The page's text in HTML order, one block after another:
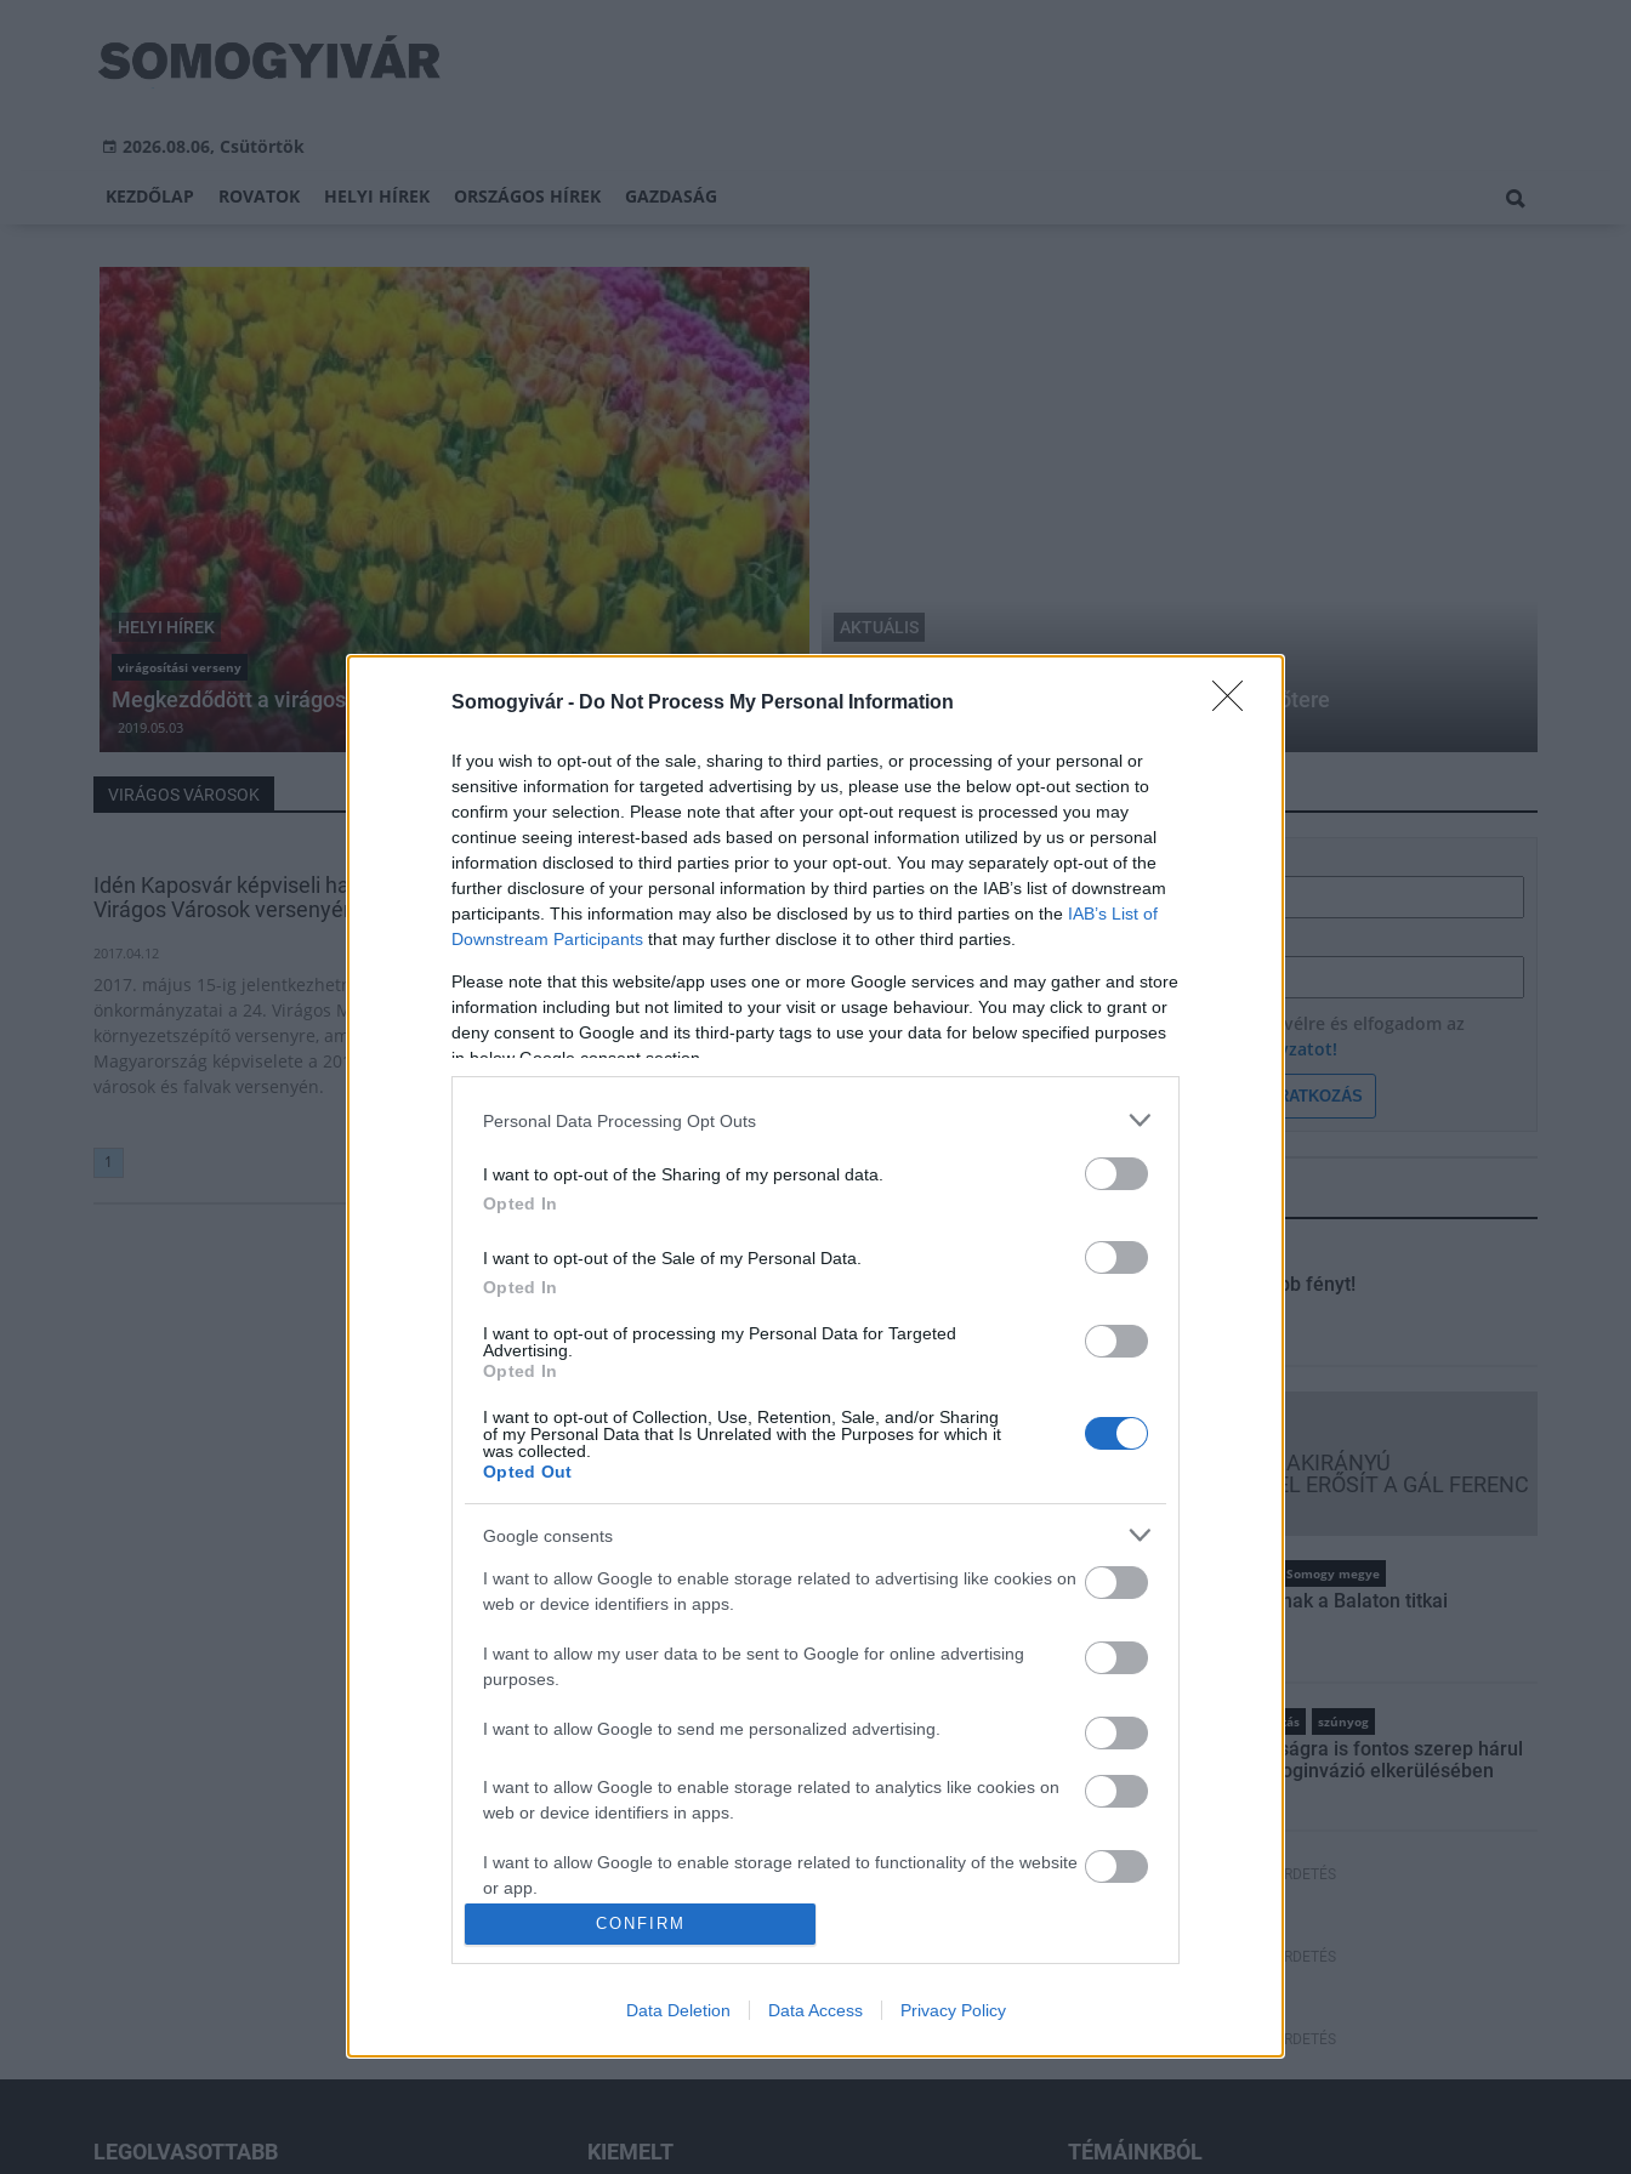
Somogyivár - Do Not Process My Personal Information
If you wish to opt-out of the sale, sharing to third parties, or processing of your personal or
sensitive information for targeted advertising by us, please use the below opt-out section to
confirm your selection. Please note that after your opt-out request is processed you may
continue seeing interest-based ads based on personal information utilized by us or personal
information disclosed to third parties prior to your opt-out. You may separately opt-out of the
further disclosure of your personal information by third parties on the IAB’s list of downstream
participants. This information may also be disclosed by us to third parties on the IAB’s List of
Downstream Participants that may further disclose it to other third parties.
Please note that this website/app uses one or more Google services and may gather and store
information including but not limited to your visit or usage behaviour. You may click to grant or
deny consent to Google and its third-party tags to use your data for below specified purposes
in below Google consent section.
Personal Data Processing Opt Outs
I want to opt-out of the Sharing of my personal data.
Opted In
I want to opt-out of the Sale of my Personal Data.
Opted In
I want to opt-out of processing my Personal Data for Targeted
Advertising.
Opted In
I want to opt-out of Collection, Use, Retention, Sale, and/or Sharing
of my Personal Data that Is Unrelated with the Purposes for which it
was collected.
Opted Out
Google consents
I want to allow Google to enable storage related to advertising like cookies on
web or device identifiers in apps.
I want to allow my user data to be sent to Google for online advertising
purposes.
I want to allow Google to send me personalized advertising.
I want to allow Google to enable storage related to analytics like cookies on
web or device identifiers in apps.
I want to allow Google to enable storage related to functionality of the website
or app.
authentication functionality and fraud prevention, and other user protection.
CONFIRM
Data Deletion Data Access Privacy Policy
2026.08.06, Csütörtök
KEZDŐLAP ROVATOK HELYI HÍREK ORSZÁGOS HÍREK GAZDASÁG
HELYI HÍREK
virágosítási verseny
Megkezdődött a virágosítási verseny Siófokon
2019.05.03
AKTUÁLIS
A kaposvári Kossuth tér lett Európa legszebb főtere
VIRÁGOS VÁROSOK
Idén Kaposvár képviseli hazánkat az Európai
Virágos Városok versenyén
2017.04.12
2017. május 15-ig jelentkezhetnek a települések
önkormányzatai a 24. Virágos Magyarország
környezetszépítő versenyre, amelynek fődíja
Magyarország képviselete a 2018-es Európai virágos
városok és falvak versenyén.
1
HÍRLEVÉL
Név
Feliratkozom a hírlevélre és elfogadom az
adatvédelmi szabályzatot!
FELIRATKOZÁS
Kevesebb fényt!
Országos hírek
KECSKEMÉTEN IS SZAKIRÁNYÚ
TOVÁBBKÉPZÉSEKKEL ERŐSÍT A GÁL FERENC
EGYETEM
Aktuális Somogy megye
Feltárulnak a Balaton titkai
Országos hírek szúnyogirtás szúnyog
A lakosságra is fontos szerep hárul
a szúnyoginvázió elkerülésében
HÍRDETÉS
HÍRDETÉS
HÍRDETÉS
LEGOLVASOTTABB KIEMELT TÉMÁINKBÓL